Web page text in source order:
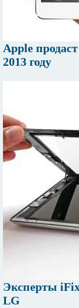
Apple
2013 году
Эксперты
LG